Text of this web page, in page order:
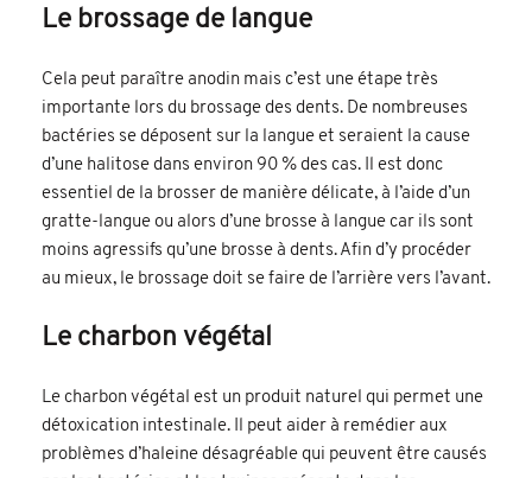
Le brossage de langue
Cela peut paraître anodin mais c’est une étape très
importante lors du brossage des dents. De nombreuses
bactéries se déposent sur la langue et seraient la cause
d’une halitose dans environ 90 % des cas. Il est donc
essentiel de la brosser de manière délicate, à l’aide d’un
gratte-langue ou alors d’une brosse à langue car ils sont
moins agressifs qu’une brosse à dents. Afin d’y procéder
au mieux, le brossage doit se faire de l’arrière vers l’avant.
Le charbon végétal
Le charbon végétal est un produit naturel qui permet une
détoxication intestinale. Il peut aider à remédier aux
problèmes d’haleine désagréable qui peuvent être causés